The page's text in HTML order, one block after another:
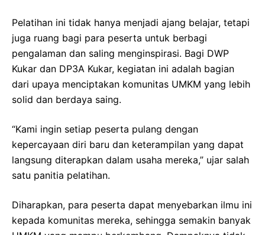
Pelatihan ini tidak hanya menjadi ajang belajar, tetapi
juga ruang bagi para peserta untuk berbagi
pengalaman dan saling menginspirasi. Bagi DWP
Kukar dan DP3A Kukar, kegiatan ini adalah bagian
dari upaya menciptakan komunitas UMKM yang lebih
solid dan berdaya saing.
“Kami ingin setiap peserta pulang dengan
kepercayaan diri baru dan keterampilan yang dapat
langsung diterapkan dalam usaha mereka,” ujar salah
satu panitia pelatihan.
Diharapkan, para peserta dapat menyebarkan ilmu ini
kepada komunitas mereka, sehingga semakin banyak